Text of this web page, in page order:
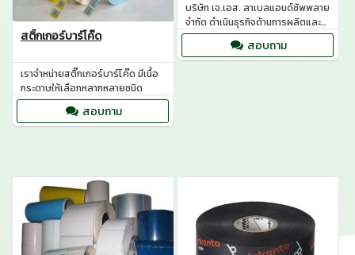
สติ๊กเกอร์บาร์โค๊ด
เราจำหน่ายสติ๊กเกอร์บาร์โค๊ด มีเนื้อ
กระดาษให้เลือกหลากหลายชนิด
สอบถาม
บริษัท เจ.เอส. ลาเบลแอนด์ซัพพลาย
จำกัด ดำเนินธุรกิจด้านการผลิตและ
จำหน่ายสติ๊กเกอร์รูปแบบต่าง ๆ
สอบถาม